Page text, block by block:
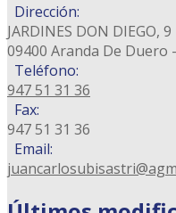
Dirección:
JARDINES DON DIEGO, 9
09400 Aranda De Duero
Teléfono:
947 51 31 36
Fax:
947 51 31 36
Email: